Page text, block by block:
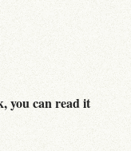
you can read it